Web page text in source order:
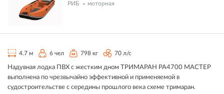
РИБ моторная
4.7 м 6 чел 798 кг 70 л/с
Надувная лодка ПВХ с жестким дном ТРИМАРАН РА4700 МАСТЕР
выполнена по чрезвычайно эффективной и применяемой в
судостроительстве с середины прошлого века схеме тримаран.